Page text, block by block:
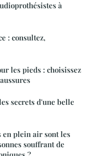
à
: consultez,
les pieds : choisissez
secrets d'une belle
en plein air sont les
souffrant de